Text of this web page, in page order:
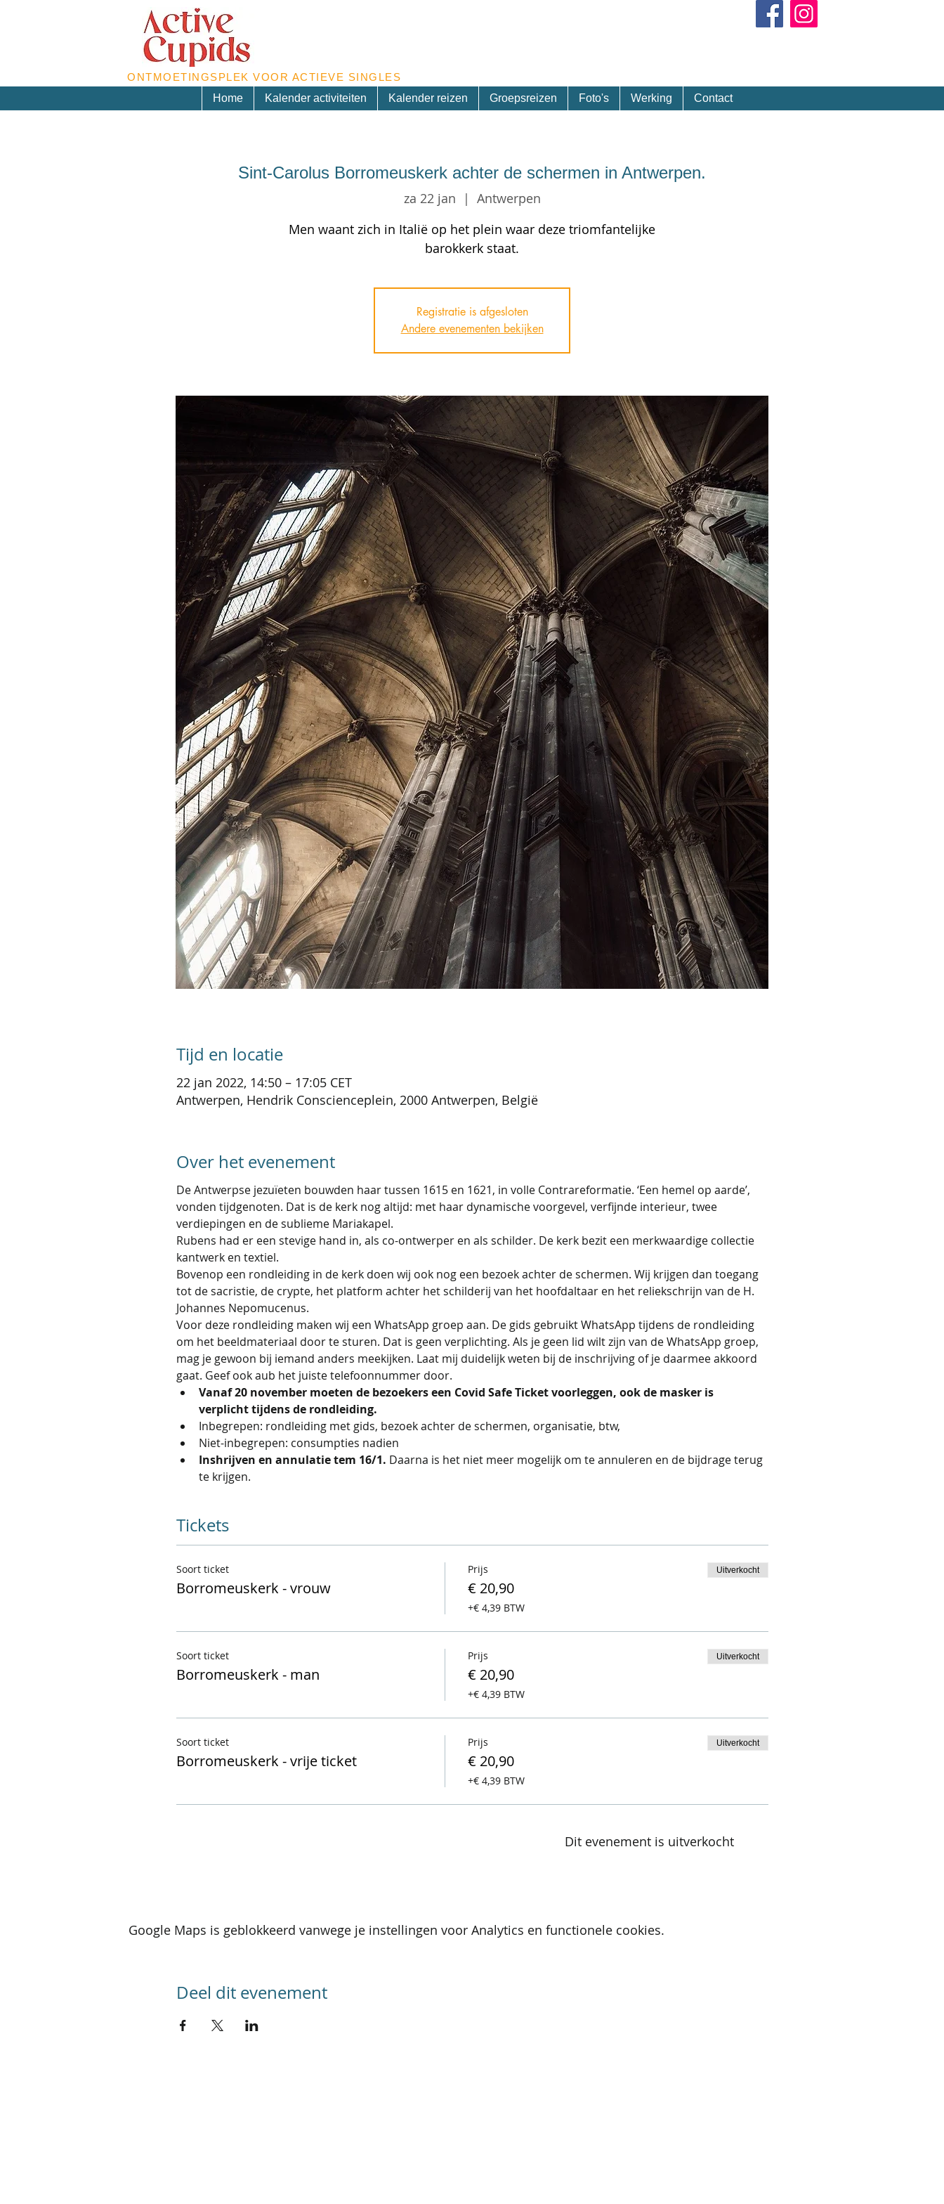
ONTMOETINGSPLEK VOOR ACTIEVE SINGLES
Home
Kalender activiteiten Kalender reizen Groepsreizen Foto's Werking Contact
Sint-Carolus Borromeuskerk achter de schermen in Antwerpen.
za 22 jan
  |
Antwerpen
Men waant zich in Italië op het plein waar deze triomfantelijke
barokkerk staat.
Registratie is afgesloten
Andere evenementen bekijken
Tijd en locatie
22 jan 2022, 14:50 – 17:05 CET
Antwerpen, Hendrik Conscienceplein, 2000 Antwerpen, België
Over het evenement
De Antwerpse jezuïeten bouwden haar tussen 1615 en 1621, in volle Contrareformatie. ‘Een hemel op aarde’,
vonden tijdgenoten. Dat is de kerk nog altijd: met haar dynamische voorgevel, verfijnde interieur, twee
verdiepingen en de sublieme Mariakapel.
Rubens had er een stevige hand in, als co-ontwerper en als schilder. De kerk bezit een merkwaardige collectie
kantwerk en textiel.
Bovenop een rondleiding in de kerk doen wij ook nog een bezoek achter de schermen. Wij krijgen dan toegang
tot de sacristie, de crypte, het platform achter het schilderij van het hoofdaltaar en het reliekschrijn van de H.
Johannes Nepomucenus.
Voor deze rondleiding maken wij een WhatsApp groep aan. De gids gebruikt WhatsApp tijdens de rondleiding
om het beeldmateriaal door te sturen. Dat is geen verplichting. Als je geen lid wilt zijn van de WhatsApp groep,
mag je gewoon bij iemand anders meekijken. Laat mij duidelijk weten bij de inschrijving of je daarmee akkoord
gaat. Geef ook aub het juiste telefoonnummer door.
Vanaf 20 november moeten de bezoekers een Covid Safe Ticket voorleggen, ook de masker is
verplicht tijdens de rondleiding.
Inbegrepen: rondleiding met gids, bezoek achter de schermen, organisatie, btw,
Niet-inbegrepen: consumpties nadien
Inshrijven en annulatie tem 16/1. Daarna is het niet meer mogelijk om te annuleren en de bijdrage terug
te krijgen.
Tickets
Soort ticket
Borromeuskerk - vrouw
Prijs
€ 20,90
+€ 4,39 BTW
Uitverkocht
Soort ticket
Borromeuskerk - man
Prijs
€ 20,90
+€ 4,39 BTW
Uitverkocht
Soort ticket
Borromeuskerk - vrije ticket
Prijs
€ 20,90
+€ 4,39 BTW
Uitverkocht
Dit evenement is uitverkocht
Google Maps is geblokkeerd vanwege je instellingen voor Analytics en functionele cookies.
Deel dit evenement